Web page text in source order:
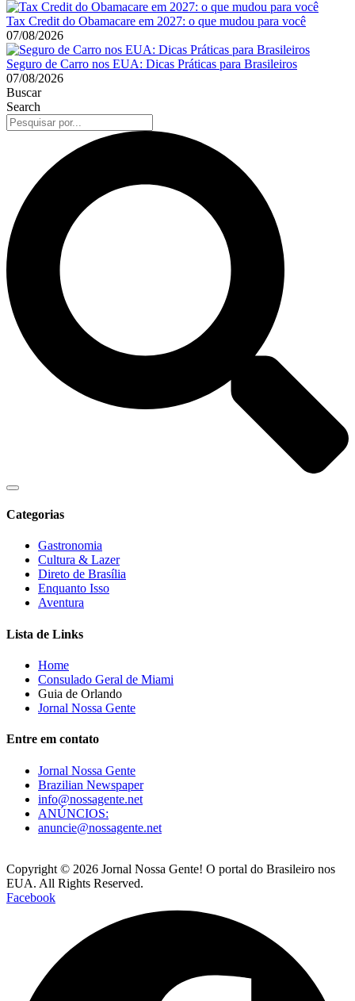
Tax Credit do Obamacare em 2027: o que mudou para você
07/08/2026
Seguro de Carro nos EUA: Dicas Práticas para Brasileiros
07/08/2026
Buscar
Search
Categorias
Gastronomia
Cultura & Lazer
Direto de Brasília
Enquanto Isso
Aventura
Lista de Links
Home
Consulado Geral de Miami
Guia de Orlando
Jornal Nossa Gente
Entre em contato
Jornal Nossa Gente
Brazilian Newspaper
info@nossagente.net
ANÚNCIOS:
anuncie@nossagente.net
Copyright © 2026 Jornal Nossa Gente! O portal do Brasileiro nos
EUA. All Rights Reserved.
Facebook